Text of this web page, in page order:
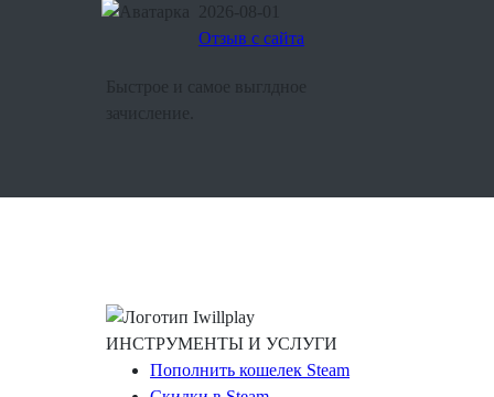
2026-08-01
Отзыв с сайта
ИНСТРУМЕНТЫ И УСЛУГИ
Пополнить кошелек Steam